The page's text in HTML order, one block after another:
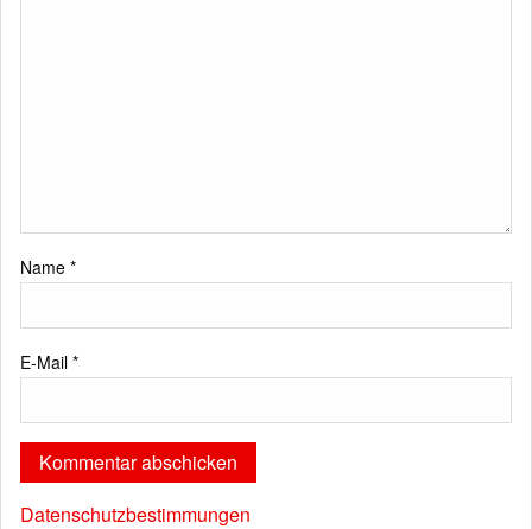
Name *
E-Mail *
Datenschutzbestimmungen